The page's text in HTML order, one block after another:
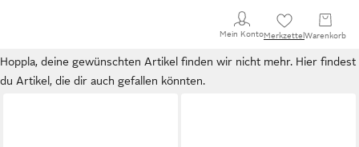
Mein KontoMerkzettel Warenkorb
Hoppla, deine gewünschten Artikel finden wir nicht mehr. Hier findest
du Artikel, die dir auch gefallen könnten.